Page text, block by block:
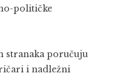
političke
stranaka poručuju
i nadležni